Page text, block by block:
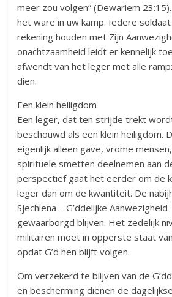
meer zou volgen” (Dewariem
het ware in uw kamp. Iedere
rekening houden met Zijn
onachtzaamheid leidt er kennelijk
afwendt van het leger met alle
dien.
Een klein heiligdom
Een leger, dat ten strijde trekt
beschouwd als een klein heiligdom.
eigenlijk alleen gave, vrome
spirituele smetten deelnemen aan
perspectief gaat het eerder om de
leger dan om de kwantiteit. De
Sjechiena – G’ddelijke
gewaarborgd blijven. Het zedelijk
militairen moet in opperste staat
opdat G’d hen blijft volgen.
Om verzekerd te blijven van de
en bescherming dienen de